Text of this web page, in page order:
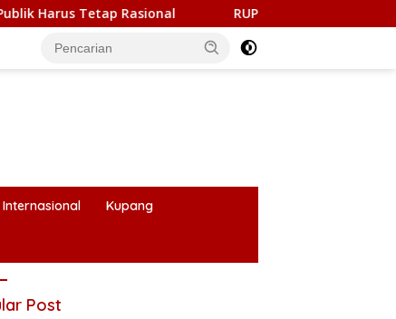
RUPS LB PT. Flobamor, Gubernur Melki Ingatkan
Internasional Kupang
Post